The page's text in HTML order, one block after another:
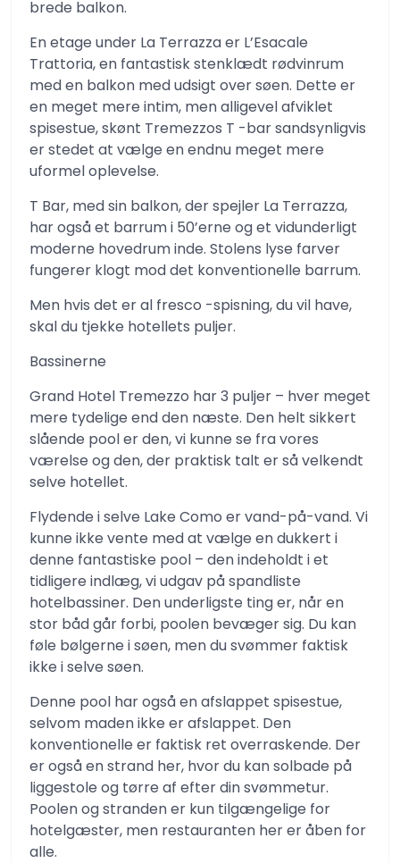
brede balkon.
En etage under La Terrazza er L’Esacale
Trattoria, en fantastisk stenklædt rødvinrum
med en balkon med udsigt over søen. Dette er
en meget mere intim, men alligevel afviklet
spisestue, skønt Tremezzos T -bar sandsynligvis
er stedet at vælge en endnu meget mere
uformel oplevelse.
T Bar, med sin balkon, der spejler La Terrazza,
har også et barrum i 50’erne og et vidunderligt
moderne hovedrum inde. Stolens lyse farver
fungerer klogt mod det konventionelle barrum.
Men hvis det er al fresco -spisning, du vil have,
skal du tjekke hotellets puljer.
Bassinerne
Grand Hotel Tremezzo har 3 puljer – hver meget
mere tydelige end den næste. Den helt sikkert
slående pool er den, vi kunne se fra vores
værelse og den, der praktisk talt er så velkendt
selve hotellet.
Flydende i selve Lake Como er vand-på-vand. Vi
kunne ikke vente med at vælge en dukkert i
denne fantastiske pool – den indeholdt i et
tidligere indlæg, vi udgav på spandliste
hotelbassiner. Den underligste ting er, når en
stor båd går forbi, poolen bevæger sig. Du kan
føle bølgerne i søen, men du svømmer faktisk
ikke i selve søen.
Denne pool har også en afslappet spisestue,
selvom maden ikke er afslappet. Den
konventionelle er faktisk ret overraskende. Der
er også en strand her, hvor du kan solbade på
liggestole og tørre af efter din svømmetur.
Poolen og stranden er kun tilgængelige for
hotelgæster, men restauranten her er åben for
alle.